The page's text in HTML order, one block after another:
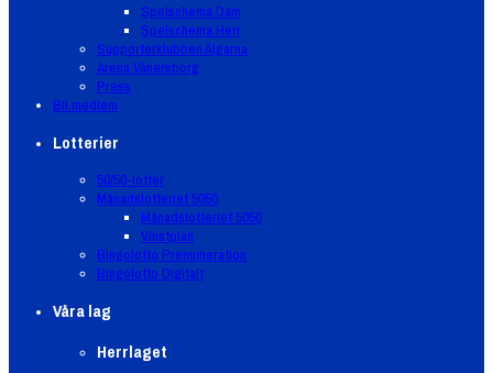
Spelschema Dam
Spelschema Herr
Supporterklubben Älgarna
Arena Vänersborg
Press
Bli medlem
Lotterier
50/50-lotter
Månadslotteriet 5050
Månadslotteriet 5050
Vinstplan
Bingolotto Prenumeration
Bingolotto Digitalt
Våra lag
Herrlaget